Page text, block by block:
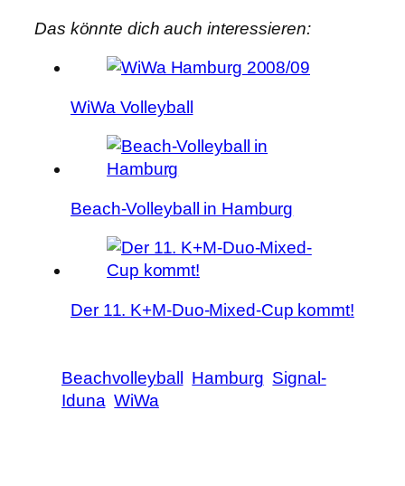
Das könnte dich auch interessieren:
WiWa Volleyball
Beach-Volleyball in Hamburg
Der 11. K+M-Duo-Mixed-Cup kommt!
Beachvolleyball Hamburg Signal-
Iduna WiWa